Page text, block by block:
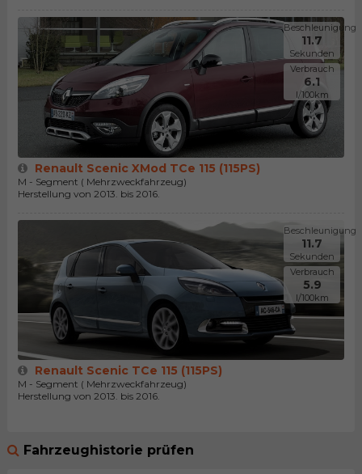
Beschleunigung
11.7
Sekunden
Verbrauch
6.1
l/100km
Renault Scenic XMod TCe 115 (115PS)
M - Segment ( Mehrzweckfahrzeug)
Herstellung von 2013. bis 2016.
Beschleunigung
11.7
Sekunden
Verbrauch
5.9
l/100km
Renault Scenic TCe 115 (115PS)
M - Segment ( Mehrzweckfahrzeug)
Herstellung von 2013. bis 2016.
Fahrzeughistorie prüfen